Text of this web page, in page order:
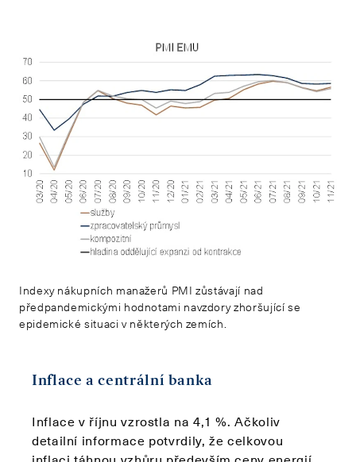
Indexy nákupních manažerů PMI zůstávají nad
předpandemickými hodnotami navzdory zhoršující se
epidemické situaci v některých zemích.
Inflace a centrální banka
Inflace v říjnu vzrostla na 4,1 %. Ačkoliv
detailní informace potvrdily, že celkovou